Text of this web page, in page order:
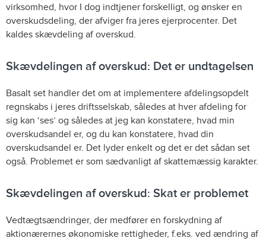
virksomhed, hvor I dog indtjener forskelligt, og ønsker en
overskudsdeling, der afviger fra jeres ejerprocenter. Det
kaldes skævdeling af overskud.
Skævdelingen af overskud: Det er undtagelsen
Basalt set handler det om at implementere afdelingsopdelt
regnskabs i jeres driftsselskab, således at hver afdeling for
sig kan ‘ses’ og således at jeg kan konstatere, hvad min
overskudsandel er, og du kan konstatere, hvad din
overskudsandel er. Det lyder enkelt og det er det sådan set
også. Problemet er som sædvanligt af skattemæssig karakter.
Skævdelingen af overskud: Skat er problemet
Vedtægtsændringer, der medfører en forskydning af
aktionærernes økonomiske rettigheder, f.eks. ved ændring af